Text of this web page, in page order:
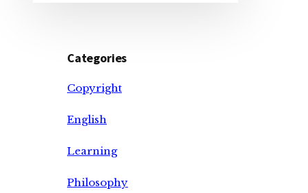
Categories
Copyright
English
Learning
Philosophy